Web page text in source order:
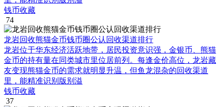
钱币收藏
74
龙岩回收熊猫金币钱币圈公认回收渠道排行
龙岩位于华东经济活跃地带，居民投资意识强，金银币、熊猫
金币的持有量在同类城市里位居前列。每逢金价高位，龙岩藏
友变现熊猫金币的需求就明显升温，但鱼龙混杂的回收渠道
里，能精准识别版别溢
钱币收藏
37